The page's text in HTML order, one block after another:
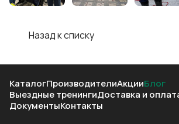
Назад к списку
КаталогПроизводителиАкцииБлог
Выездные тренингиДоставка и
ДокументыКонтакты